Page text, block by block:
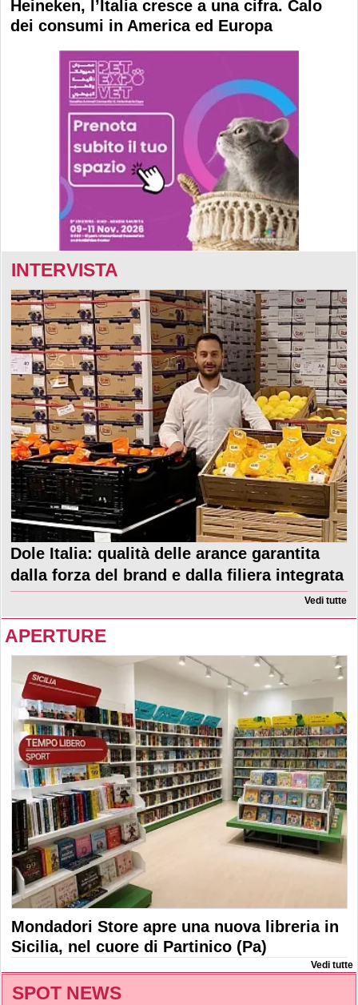
Heineken, l’Italia cresce a una cifra. Calo
dei consumi in America ed Europa
INTERVISTA
Dole Italia: qualità delle arance garantita
dalla forza del brand e dalla filiera integrata
Vedi tutte
APERTURE
Mondadori Store apre una nuova libreria in
Sicilia, nel cuore di Partinico (Pa)
Vedi tutte
SPOT NEWS